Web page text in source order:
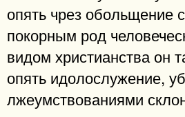
опять чрез обольщение
покорным род
видом христианства он
опять идолослужение,
лжеумствованиями